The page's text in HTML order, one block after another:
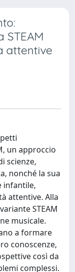
STEAM
attentive
un approccio
scienze,
nonché la sua
infantile,
attentive. Alla
STEAM
musicale.
a formare
conoscenze,
così da
complessi.